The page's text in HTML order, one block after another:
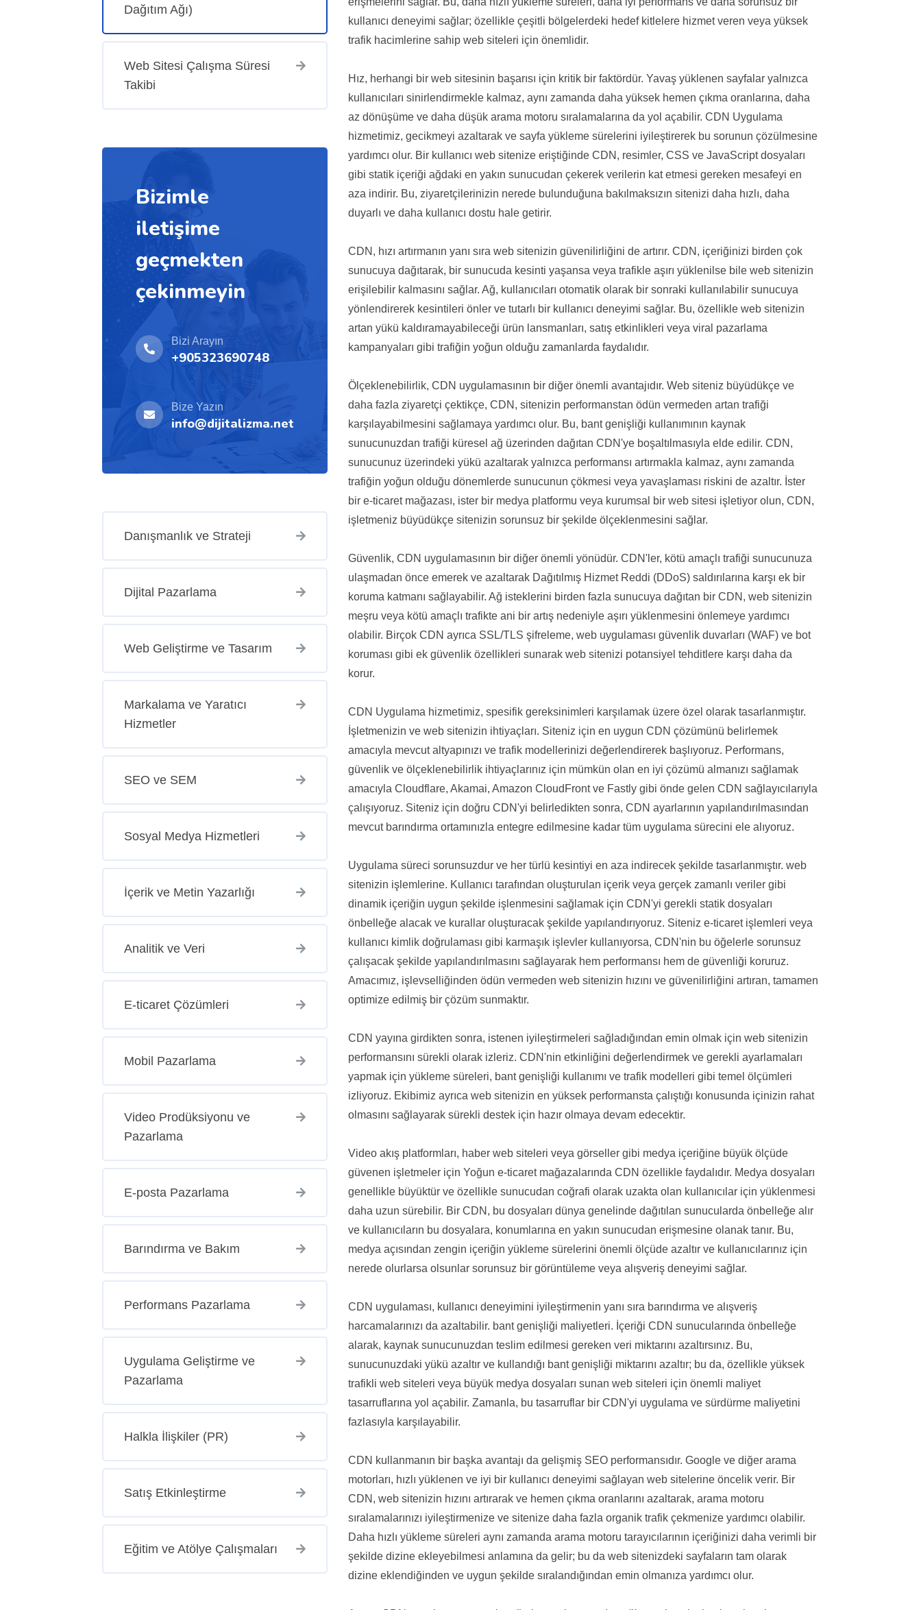
Dağıtım Ağı)
Web Sitesi Çalışma Süresi
Takibi
Bizimle
iletişime
geçmekten
çekinmeyin
Bizi Arayın
+905323690748
Bize Yazın
info@dijitalizma.net
Danışmanlık ve Strateji
Dijital Pazarlama
Web Geliştirme ve Tasarım
Markalama ve Yaratıcı
Hizmetler
SEO ve SEM
Sosyal Medya Hizmetleri
İçerik ve Metin Yazarlığı
Analitik ve Veri
E-ticaret Çözümleri
Mobil Pazarlama
Video Prodüksiyonu ve
Pazarlama
E-posta Pazarlama
Barındırma ve Bakım
Performans Pazarlama
Uygulama Geliştirme ve
Pazarlama
Halkla İlişkiler (PR)
Satış Etkinleştirme
Eğitim ve Atölye Çalışmaları
kullanıcı deneyimi sağlar; özellikle çeşitli bölgelerdeki hedef kitlelere hizmet veren veya yüksek
trafik hacimlerine sahip web siteleri için önemlidir.
Hız, herhangi bir web sitesinin başarısı için kritik bir faktördür. Yavaş yüklenen sayfalar yalnızca
kullanıcıları sinirlendirmekle kalmaz, aynı zamanda daha yüksek hemen çıkma oranlarına, daha
az dönüşüme ve daha düşük arama motoru sıralamalarına da yol açabilir. CDN Uygulama
hizmetimiz, gecikmeyi azaltarak ve sayfa yükleme sürelerini iyileştirerek bu sorunun çözülmesine
yardımcı olur. Bir kullanıcı web sitenize eriştiğinde CDN, resimler, CSS ve JavaScript dosyaları
gibi statik içeriği ağdaki en yakın sunucudan çekerek verilerin kat etmesi gereken mesafeyi en
aza indirir. Bu, ziyaretçilerinizin nerede bulunduğuna bakılmaksızın sitenizi daha hızlı, daha
duyarlı ve daha kullanıcı dostu hale getirir.
CDN, hızı artırmanın yanı sıra web sitenizin güvenilirliğini de artırır. CDN, içeriğinizi birden çok
sunucuya dağıtarak, bir sunucuda kesinti yaşansa veya trafikle aşırı yüklenilse bile web sitenizin
erişilebilir kalmasını sağlar. Ağ, kullanıcıları otomatik olarak bir sonraki kullanılabilir sunucuya
yönlendirerek kesintileri önler ve tutarlı bir kullanıcı deneyimi sağlar. Bu, özellikle web sitenizin
artan yükü kaldıramayabileceği ürün lansmanları, satış etkinlikleri veya viral pazarlama
kampanyaları gibi trafiğin yoğun olduğu zamanlarda faydalıdır.
Ölçeklenebilirlik, CDN uygulamasının bir diğer önemli avantajıdır. Web siteniz büyüdükçe ve
daha fazla ziyaretçi çektikçe, CDN, sitenizin performanstan ödün vermeden artan trafiği
karşılayabilmesini sağlamaya yardımcı olur. Bu, bant genişliği kullanımının kaynak
sunucunuzdan trafiği küresel ağ üzerinden dağıtan CDN'ye boşaltılmasıyla elde edilir. CDN,
sunucunuz üzerindeki yükü azaltarak yalnızca performansı artırmakla kalmaz, aynı zamanda
trafiğin yoğun olduğu dönemlerde sunucunun çökmesi veya yavaşlaması riskini de azaltır. İster
bir e-ticaret mağazası, ister bir medya platformu veya kurumsal bir web sitesi işletiyor olun, CDN,
işletmeniz büyüdükçe sitenizin sorunsuz bir şekilde ölçeklenmesini sağlar.
Güvenlik, CDN uygulamasının bir diğer önemli yönüdür. CDN'ler, kötü amaçlı trafiği sunucunuza
ulaşmadan önce emerek ve azaltarak Dağıtılmış Hizmet Reddi (DDoS) saldırılarına karşı ek bir
koruma katmanı sağlayabilir. Ağ isteklerini birden fazla sunucuya dağıtan bir CDN, web sitenizin
meşru veya kötü amaçlı trafikte ani bir artış nedeniyle aşırı yüklenmesini önlemeye yardımcı
olabilir. Birçok CDN ayrıca SSL/TLS şifreleme, web uygulaması güvenlik duvarları (WAF) ve bot
koruması gibi ek güvenlik özellikleri sunarak web sitenizi potansiyel tehditlere karşı daha da
korur.
CDN Uygulama hizmetimiz, spesifik gereksinimleri karşılamak üzere özel olarak tasarlanmıştır.
İşletmenizin ve web sitenizin ihtiyaçları. Siteniz için en uygun CDN çözümünü belirlemek
amacıyla mevcut altyapınızı ve trafik modellerinizi değerlendirerek başlıyoruz. Performans,
güvenlik ve ölçeklenebilirlik ihtiyaçlarınız için mümkün olan en iyi çözümü almanızı sağlamak
amacıyla Cloudflare, Akamai, Amazon CloudFront ve Fastly gibi önde gelen CDN sağlayıcılarıyla
çalışıyoruz. Siteniz için doğru CDN'yi belirledikten sonra, CDN ayarlarının yapılandırılmasından
mevcut barındırma ortamınızla entegre edilmesine kadar tüm uygulama sürecini ele alıyoruz.
Uygulama süreci sorunsuzdur ve her türlü kesintiyi en aza indirecek şekilde tasarlanmıştır. web
sitenizin işlemlerine. Kullanıcı tarafından oluşturulan içerik veya gerçek zamanlı veriler gibi
dinamik içeriğin uygun şekilde işlenmesini sağlamak için CDN'yi gerekli statik dosyaları
önbelleğe alacak ve kurallar oluşturacak şekilde yapılandırıyoruz. Siteniz e-ticaret işlemleri veya
kullanıcı kimlik doğrulaması gibi karmaşık işlevler kullanıyorsa, CDN'nin bu öğelerle sorunsuz
çalışacak şekilde yapılandırılmasını sağlayarak hem performansı hem de güvenliği koruruz.
Amacımız, işlevselliğinden ödün vermeden web sitenizin hızını ve güvenilirliğini artıran, tamamen
optimize edilmiş bir çözüm sunmaktır.
CDN yayına girdikten sonra, istenen iyileştirmeleri sağladığından emin olmak için web sitenizin
performansını sürekli olarak izleriz. CDN'nin etkinliğini değerlendirmek ve gerekli ayarlamaları
yapmak için yükleme süreleri, bant genişliği kullanımı ve trafik modelleri gibi temel ölçümleri
izliyoruz. Ekibimiz ayrıca web sitenizin en yüksek performansta çalıştığı konusunda içinizin rahat
olmasını sağlayarak sürekli destek için hazır olmaya devam edecektir.
Video akış platformları, haber web siteleri veya görseller gibi medya içeriğine büyük ölçüde
güvenen işletmeler için Yoğun e-ticaret mağazalarında CDN özellikle faydalıdır. Medya dosyaları
genellikle büyüktür ve özellikle sunucudan coğrafi olarak uzakta olan kullanıcılar için yüklenmesi
daha uzun sürebilir. Bir CDN, bu dosyaları dünya genelinde dağıtılan sunucularda önbelleğe alır
ve kullanıcıların bu dosyalara, konumlarına en yakın sunucudan erişmesine olanak tanır. Bu,
medya açısından zengin içeriğin yükleme sürelerini önemli ölçüde azaltır ve kullanıcılarınız için
nerede olurlarsa olsunlar sorunsuz bir görüntüleme veya alışveriş deneyimi sağlar.
CDN uygulaması, kullanıcı deneyimini iyileştirmenin yanı sıra barındırma ve alışveriş
harcamalarınızı da azaltabilir. bant genişliği maliyetleri. İçeriği CDN sunucularında önbelleğe
alarak, kaynak sunucunuzdan teslim edilmesi gereken veri miktarını azaltırsınız. Bu,
sunucunuzdaki yükü azaltır ve kullandığı bant genişliği miktarını azaltır; bu da, özellikle yüksek
trafikli web siteleri veya büyük medya dosyaları sunan web siteleri için önemli maliyet
tasarruflarına yol açabilir. Zamanla, bu tasarruflar bir CDN'yi uygulama ve sürdürme maliyetini
fazlasıyla karşılayabilir.
CDN kullanmanın bir başka avantajı da gelişmiş SEO performansıdır. Google ve diğer arama
motorları, hızlı yüklenen ve iyi bir kullanıcı deneyimi sağlayan web sitelerine öncelik verir. Bir
CDN, web sitenizin hızını artırarak ve hemen çıkma oranlarını azaltarak, arama motoru
sıralamalarınızı iyileştirmenize ve sitenize daha fazla organik trafik çekmenize yardımcı olabilir.
Daha hızlı yükleme süreleri aynı zamanda arama motoru tarayıcılarının içeriğinizi daha verimli bir
şekilde dizine ekleyebilmesi anlamına da gelir; bu da web sitenizdeki sayfaların tam olarak
dizine eklendiğinden ve uygun şekilde sıralandığından emin olmanıza yardımcı olur.